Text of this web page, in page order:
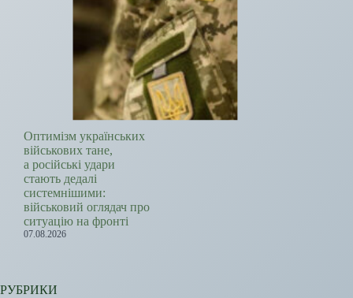
Оптимізм українських
військових тане,
а російські удари
стають дедалі
системнішими:
військовий оглядач про
ситуацію на фронті
07.08.2026
РУБРИКИ